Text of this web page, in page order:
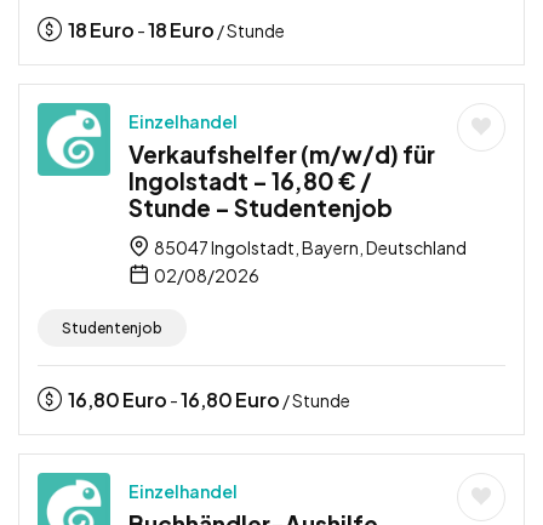
18Euro -18Euro / Stunde
Einzelhandel
Verkaufshelfer (m/w/d) für
Ingolstadt – 16,80 € /
Stunde – Studentenjob
85047 Ingolstadt, Bayern, Deutschland
02/08/2026
Studentenjob
16,80Euro -16,80Euro / Stunde
Einzelhandel